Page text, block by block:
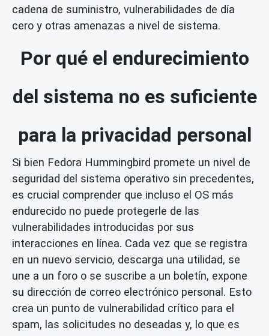
cadena de suministro, vulnerabilidades de día
cero y otras amenazas a nivel de sistema.
Por qué el endurecimiento
del sistema no es suficiente
para la privacidad personal
Si bien Fedora Hummingbird promete un nivel de
seguridad del sistema operativo sin precedentes,
es crucial comprender que incluso el OS más
endurecido no puede protegerle de las
vulnerabilidades introducidas por sus
interacciones en línea. Cada vez que se registra
en un nuevo servicio, descarga una utilidad, se
une a un foro o se suscribe a un boletín, expone
su dirección de correo electrónico personal. Esto
crea un punto de vulnerabilidad crítico para el
spam, las solicitudes no deseadas y, lo que es